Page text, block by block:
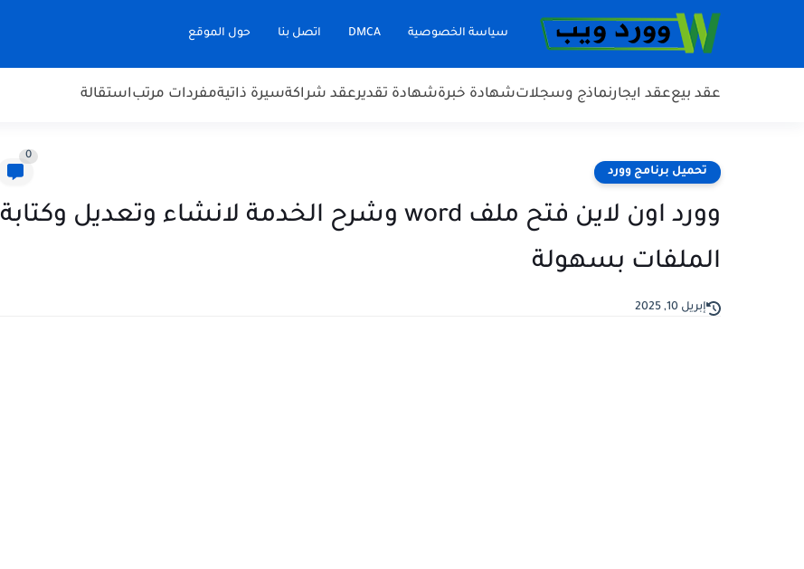
سياسة الخصوصية DMCA اتصل بنا حول الموقع
عقد بيععقد ايجارنماذج وسجلاتشهادة خبرةشهادة تقديرعقد شراكةسيرة ذاتيةمفردات مرتباستقالة
تحميل برنامج وورد
0
وورد اون لاين فتح ملف word وشرح الخدمة لانشاء وتعديل وكتابة
الملفات بسهولة
إبريل 10, 2025